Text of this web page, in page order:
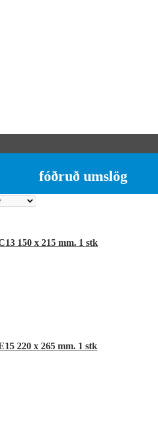
fóðruð umslög
150 x 215 mm. 1 stk
220 x 265 mm. 1 stk